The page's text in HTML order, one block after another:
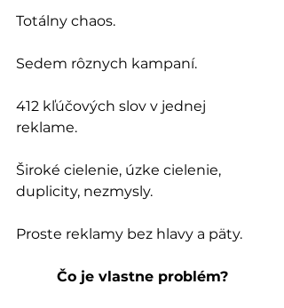
Totálny chaos.
Sedem rôznych kampaní.
412 kľúčových slov v jednej
reklame.
Široké cielenie, úzke cielenie,
duplicity, nezmysly.
Proste reklamy bez hlavy a päty.
Čo je vlastne problém?